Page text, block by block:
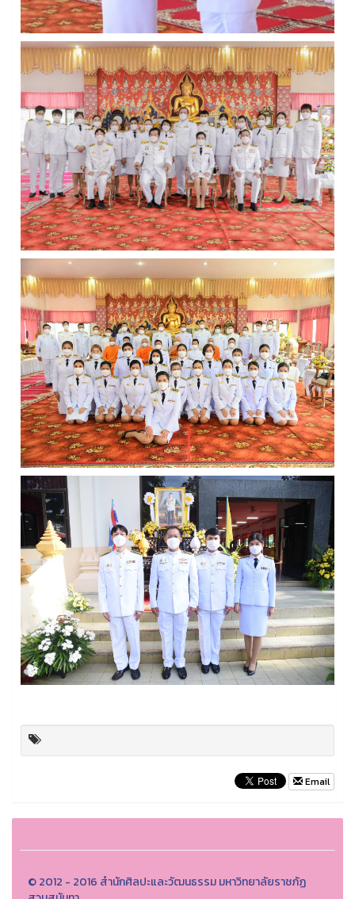
Email
© 2012 - 2016 สำนักศิลปะและวัฒนธรรม มหาวิทยาลัยราชภัฏ